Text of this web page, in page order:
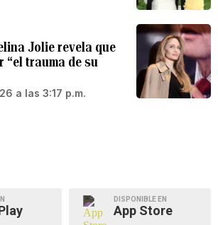
Jolie revela que
“el trauma de su
a las 3:17 p.m.
DISPONIBLE EN
App Store